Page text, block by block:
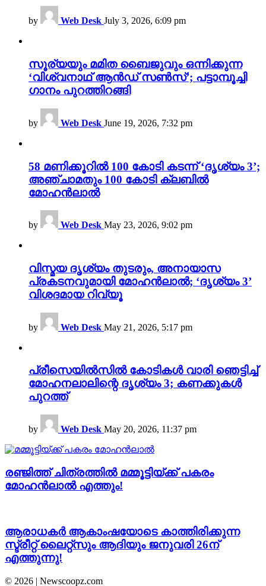
by Web Desk July 3, 2026, 6:09 pm
സൂര്യയും മമിത ബൈജുവും ഒന്നിക്കുന്ന
‘വിശ്വനാഥ് ആൻഡ് സൺസ്’; പട്ടാമ്പൂച്ചി
ഗാനം പുറത്തിറങ്ങി
by Web Desk June 19, 2026, 7:32 pm
58 മണിക്കൂറിൽ 100 കോടി കടന്ന് ‘ദൃശ്യം 3’;
അഞ്ചാമതും 100 കോടി ക്ലബിൽ
മോഹൻലാൽ
by Web Desk May 23, 2026, 9:02 pm
വിസ്മയ ദൃശ്യം തുടരും, അനായാസ
പ്രകടനവുമായി മോഹൻലാൽ; ‘ദൃശ്യം 3’
വിശദമായ റിവ്യൂ
by Web Desk May 21, 2026, 5:17 pm
പ്രീസെയിൽസിൽ കോടികൾ വാരി ഞെട്ടിച്ച്
മോഹനലാലിന്റെ ദൃശ്യം 3; കണക്കുകൾ
പുറത്ത്
by Web Desk May 20, 2026, 11:37 pm
രഞ്ജിത്ത് ചിത്രത്തിൽ മമ്മൂട്ടിയ്ക്ക് പകരം
മോഹൻലാൽ എത്തും!
ആരാധകര്‍ ആകാംഷയോടെ കാത്തിരിക്കുന്ന
സ്ട്രീറ്റ് ലൈറ്റ്സും ആദിയും ജനുവരി 26ന്
എത്തുന്നു!
© 2026 | Newscoopz.com